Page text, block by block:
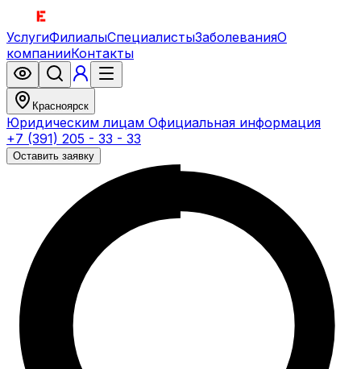
УслугиФилиалыСпециалистыЗаболеванияО
компанииКонтакты
Красноярск
Юридическим лицам Официальная информация
+7 (391) 205 - 33 - 33
Оставить заявку